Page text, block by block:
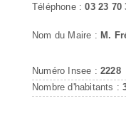
Téléphone :03 23 70
Nom du Maire : M.
Numéro Insee : 2228
Nombre d'habitants :